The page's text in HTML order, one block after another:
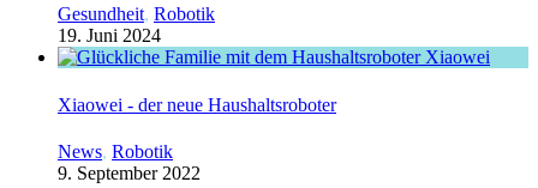
Gesundheit, Robotik
19. Juni 2024
Xiaowei - der neue Haushaltsroboter
News, Robotik
9. September 2022